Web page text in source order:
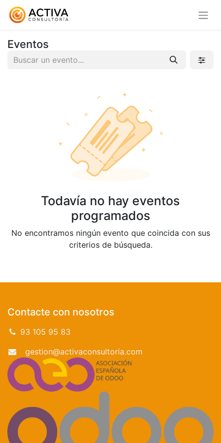
Eventos
Todavía no hay eventos
programados
No encontramos ningún evento que coincida con sus
criterios de búsqueda.
Contacte con nosotros
93 105 95 83
gestion@activaconsultoria.com